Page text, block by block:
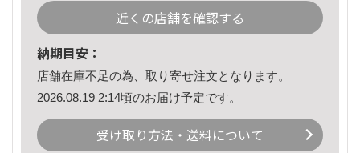
近くの店舗を確認する
納期目安：
店舗在庫不足の為、取り寄せ注文となります。
2026.08.19 2:14頃のお届け予定です。
受け取り方法・送料について